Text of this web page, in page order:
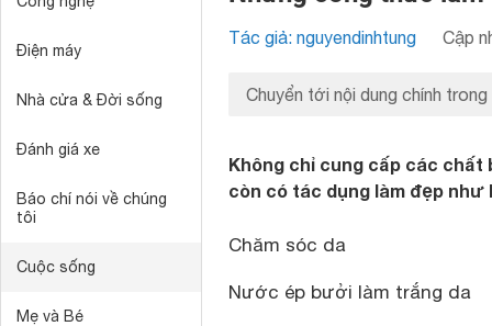
Điện máy
Nhà cửa & Đời sống
Đánh giá xe
Báo chí nói về chúng
tôi
Cuộc sống
Mẹ và Bé
Tác giả: nguyendinhtung Cập
Chuyển tới nội dung chính trong
Không chỉ cung cấp các
còn có tác dụng làm đẹp
Chăm sóc da
Nước ép bưởi làm trắng da